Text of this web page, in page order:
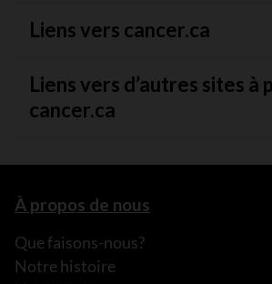
Liens vers cancer.ca
Liens vers d’autres sites à
cancer.ca
À propos de nous
Que faisons-nous?
Notre histoire